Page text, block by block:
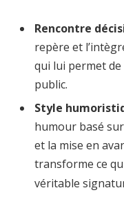
Rencontre
repère et
qui lui permet
public.
Style
humour basé
et la mise en
transforme ce
véritable